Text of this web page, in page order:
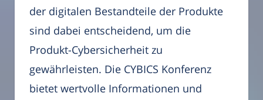
der digitalen Bestandteile der Produkte
sind dabei entscheidend, um die
Produkt-Cybersicherheit zu
gewährleisten. Die CYBICS Konferenz
bietet wertvolle Informationen und